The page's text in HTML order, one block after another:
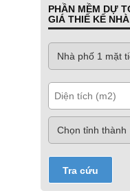
PHẦN MỀM DỰ
GIÁ THIẾ KẾ
Tra cứu